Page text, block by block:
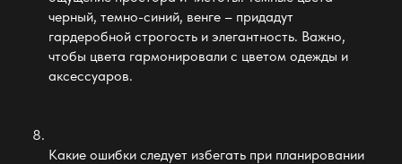
черный, темно-синий, венге – придадут
гардеробной строгость и элегантность. Важно,
чтобы цвета гармонировали с цветом одежды и
аксессуаров.
Какие ошибки следует избегать при планировании